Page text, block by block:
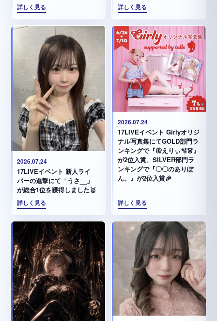
詳しく見る 詳しく見る
2026.07.24
17LIVEイベント 新人ライ
バーの進撃にて「うさ__」
が総合1位を獲得しました🥇
詳しく見る
2026.07.24
17LIVEイベント Girlyオリジ
ナル写真集にてGOLD部門ラ
ンキングで『🦋えりぃ🫧👗』
が2位入賞、SILVER部門ラ
ンキングで『〇〇のありぽ
ん。』が2位入賞🎉
詳しく見る